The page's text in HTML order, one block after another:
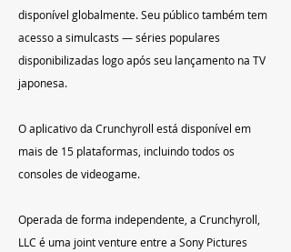
disponível globalmente. Seu público também tem
acesso a simulcasts — séries populares
disponibilizadas logo após seu lançamento na TV
japonesa.
O aplicativo da Crunchyroll está disponível em
mais de 15 plataformas, incluindo todos os
consoles de videogame.
Operada de forma independente, a Crunchyroll,
LLC é uma joint venture entre a Sony Pictures